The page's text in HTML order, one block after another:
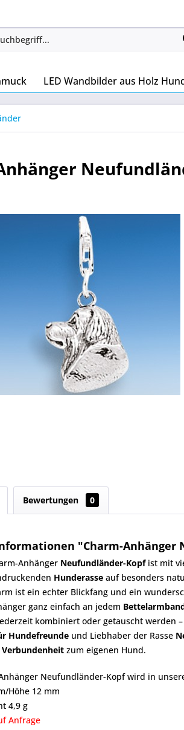
LED Wandbilder aus Holz
Bewertungen 0
"Charm-Anhänger
Anhänger Neufundländer-Kopfist mit
Hunderasse auf besonders
ist ein echter Blickfang und ein
ganz einfach an jedem
kombiniert oder getauscht werden
Hundefreunde und Liebhaber der Rasse
Verbundenheit zum eigenen Hund.
Neufundländer-Kopf wird in
Höhe 12 mm
4,9 g
Anfrage